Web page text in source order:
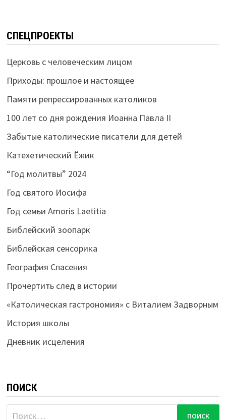
СПЕЦПРОЕКТЫ
Церковь с человеческим лицом
Приходы: прошлое и настоящее
Памяти репрессированных католиков
100 лет со дня рождения Иоанна Павла II
Забытые католические писатели для детей
Катехетический Ёжик
“Год молитвы” 2024
Год святого Иосифа
Год семьи Amoris Laetitia
Библейский зоопарк
Библейская сенсорика
География Спасения
Прочертить след в истории
«Католическая гастрономия» с Виталием Задворным
История школы
Дневник исцеления
ПОИСК
Найти: